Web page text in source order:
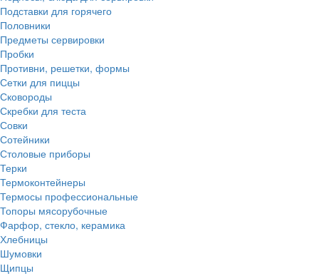
Подставки для горячего
Половники
Предметы сервировки
Пробки
Противни, решетки, формы
Сетки для пиццы
Сковороды
Скребки для теста
Совки
Сотейники
Столовые приборы
Терки
Термоконтейнеры
Термосы профессиональные
Топоры мясорубочные
Фарфор, стекло, керамика
Хлебницы
Шумовки
Щипцы